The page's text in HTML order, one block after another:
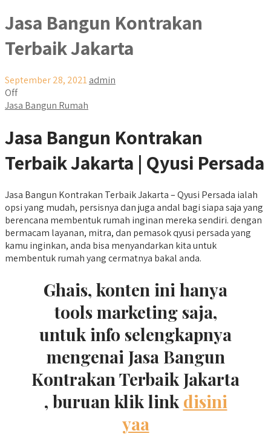
Jasa Bangun Kontrakan
Terbaik Jakarta
September 28, 2021admin
Off
Jasa Bangun Rumah
Jasa Bangun Kontrakan
Terbaik Jakarta | Qyusi Persada
Jasa Bangun Kontrakan Terbaik Jakarta – Qyusi Persada ialah
opsi yang mudah, persisnya dan juga andal bagi siapa saja yang
berencana membentuk rumah inginan mereka sendiri. dengan
bermacam layanan, mitra, dan pemasok qyusi persada yang
kamu inginkan, anda bisa menyandarkan kita untuk
membentuk rumah yang cermatnya bakal anda.
Ghais, konten ini hanya
tools marketing saja,
untuk info selengkapnya
mengenai Jasa Bangun
Kontrakan Terbaik Jakarta
, buruan klik link disini
yaa